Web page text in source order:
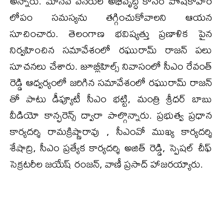
లోపం స‌మ‌స్య‌ను త‌గ్గించుకోవాల‌ని ఆయ‌న
సూచించారు. తెలంగాణ భ‌విష్య‌త్తు ప్ర‌ణాళిక పైన
నిర్వ‌హించిన స‌మావేశంలో రఘురామ్ రాజన్ ప‌లు
సూచ‌న‌లు చేశారు. జూబ్లీహిల్స్ నివాసంలో సీఎం రేవంత్
రెడ్డి ఆధ్వ‌ర్యంలో జ‌రిగిన స‌మావేశంలో రఘురామ్ రాజన్
తో పాటు డీప్యూటీ సీఎం భ‌ట్టి, మంత్రి శ్రీధ‌ర్ బాబు
వీడియో కాన్ఫ‌రెన్స్ ద్వారా పాల్గొన్నారు. ప్ర‌భుత్వ ప్ర‌ధాన
కార్య‌ద‌ర్శి రామ‌క్రిష్ణారావు , సీఎంవో ముఖ్య కార్య‌ద‌ర్శి
శేషాద్రి, సీఎం ప్ర‌త్యేక కార్య‌ద‌ర్శి అజిత్ రెడ్డి, స్పెష‌ల్ చీఫ్
సెక్ర‌ట‌రీల జ‌యేష్ రంజ‌న్, వాణీ ప్ర‌సాద్ హాజరయ్యారు.